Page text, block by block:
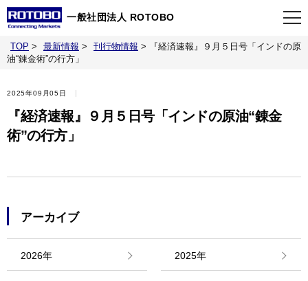
一般社団法人 ROTOBO
TOP
最新情報
当会について
刊行物
TOP > 最新情報 > 刊行物情報 >
『経済速報』９月５日号「インドの原
油“錬金術”の行方」
2025年09月05日
『経済速報』９月５日号「インドの原油“錬金
術”の行方」
アーカイブ
2026年 2025年